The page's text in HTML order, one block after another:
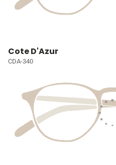
Cote D'Azur
CDA-340